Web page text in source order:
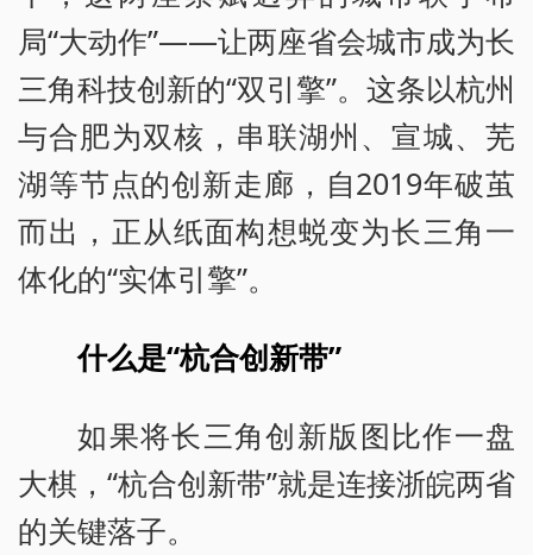
局“大动作”——让两座省会城市成为长
三角科技创新的“双引擎”。这条以杭州
与合肥为双核，串联湖州、宣城、芜
湖等节点的创新走廊，自2019年破茧
而出，正从纸面构想蜕变为长三角一
体化的“实体引擎”。
什么是“杭合创新带”
如果将长三角创新版图比作一盘
大棋，“杭合创新带”就是连接浙皖两省
的关键落子。